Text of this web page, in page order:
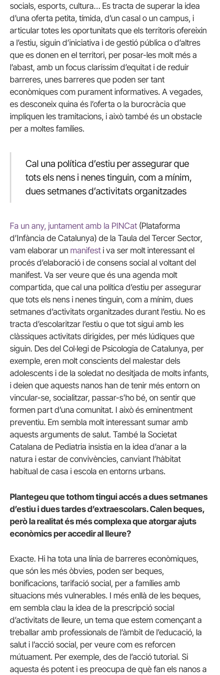
socials, esports, cultura… Es tracta de superar la idea
d’una oferta petita, tímida, d’un casal o un campus, i
articular totes les oportunitats que els territoris ofereixin
a l’estiu, siguin d’iniciativa i de gestió pública o d’altres
que es donen en el territori, per posar-les molt més a
l’abast, amb un focus claríssim d’equitat i de reduir
barreres, unes barreres que poden ser tant
econòmiques com purament informatives. A vegades,
es desconeix quina és l’oferta o la burocràcia que
impliquen les tramitacions, i això també és un obstacle
per a moltes famílies.
Cal una política d’estiu per assegurar que
tots els nens i nenes tinguin, com a mínim,
dues setmanes d’activitats organitzades
Fa un any, juntament amb la PINCat (Plataforma
d’Infància de Catalunya) de la Taula del Tercer Sector,
vam elaborar un manifest i va ser molt interessant el
procés d’elaboració i de consens social al voltant del
manifest. Va ser veure que és una agenda molt
compartida, que cal una política d’estiu per assegurar
que tots els nens i nenes tinguin, com a mínim, dues
setmanes d’activitats organitzades durant l’estiu. No es
tracta d’escolaritzar l’estiu o que tot sigui amb les
clàssiques activitats dirigides, per més lúdiques que
siguin. Des del Col·legi de Psicologia de Catalunya, per
exemple, eren molt conscients del malestar dels
adolescents i de la soledat no desitjada de molts infants,
i deien que aquests nanos han de tenir més entorn on
vincular-se, socialitzar, passar-s’ho bé, on sentir que
formen part d’una comunitat. I això és eminentment
preventiu. Em sembla molt interessant sumar amb
aquests arguments de salut. També la Societat
Catalana de Pediatria insistia en la idea d’anar a la
natura i estar de convivències, canviant l’hàbitat
habitual de casa i escola en entorns urbans.
Plantegeu que tothom tingui accés a dues setmanes
d’estiu i dues tardes d’extraescolars. Calen beques,
però la realitat és més complexa que atorgar ajuts
econòmics per accedir al lleure?
Exacte. Hi ha tota una línia de barreres econòmiques,
que són les més òbvies, poden ser beques,
bonificacions, tarifació social, per a famílies amb
situacions més vulnerables. I més enllà de les beques,
em sembla clau la idea de la prescripció social
d’activitats de lleure, un tema que estem començant a
treballar amb professionals de l’àmbit de l’educació, la
salut i l’acció social, per veure com es reforcen
mútuament. Per exemple, des de l’acció tutorial. Si
aquesta és potent i es preocupa de què fan els nanos a